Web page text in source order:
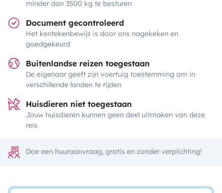
minder dan 3500 kg te besturen
Document gecontroleerd
Het kentekenbewijs is door ons nagekeken en
goedgekeurd
Buitenlandse reizen toegestaan
De eigenaar geeft zijn voertuig toestemming om in
verschillende landen te rijden
Huisdieren niet toegestaan
Jouw huisdieren kunnen geen deel uitmaken van deze
reis
Doe een huuraanvraag, gratis en zonder verplichting!